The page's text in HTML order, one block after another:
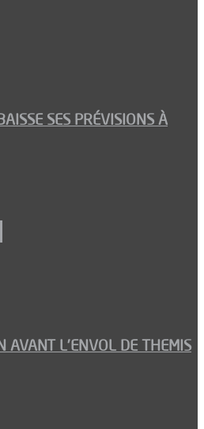
SES PRÉVISIONS À
AVANT L’ENVOL DE THEMIS